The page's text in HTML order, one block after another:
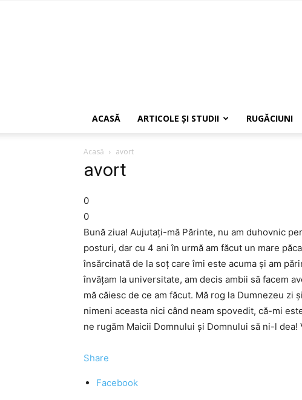
ACASĂ ARTICOLE ŞI STUDII RUGĂCIUNI
Acasă avort
avort
0
0
Bună ziua! Aujutaţi-mă Părinte, nu am duhovnic
posturi, dar cu 4 ani în urmă am făcut un mare
însărcinată de la soţ care îmi este acuma şi am
învăţam la universitate, am decis ambii să facem
mă căiesc de ce am făcut. Mă rog la Dumnezeu zi
nimeni aceasta nici când neam spovedit, că-mi
ne rugăm Maicii Domnului şi Domnului să ni-l dea!
Share
Facebook